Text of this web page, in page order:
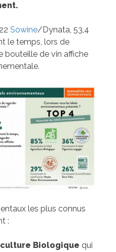
Sowine/Dynata, 53,4
le temps, lors de
bouteille de vin affiche
les plus connus
:
Biologique qui